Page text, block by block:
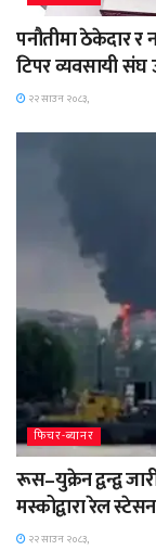
पनौतीमा ठेकेदार
टिपर व्यवसायी संघ
२२ साउन २०८३,
फिचर-ब्यानर
रूस–युक्रेन द्वन्द्व
मस्कोद्वारा रेल
२२ साउन २०८३,